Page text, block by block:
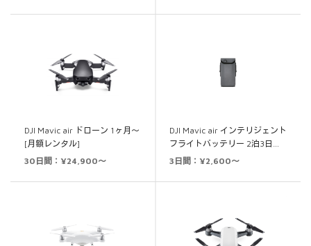
価
DJI Mavic air ドローン 1ヶ月～
[月額レンタル]
30日間：¥24,900～
DJI Mavic air インテリジェント
フライトバッテリー 2泊3日…
3日間：¥2,600～